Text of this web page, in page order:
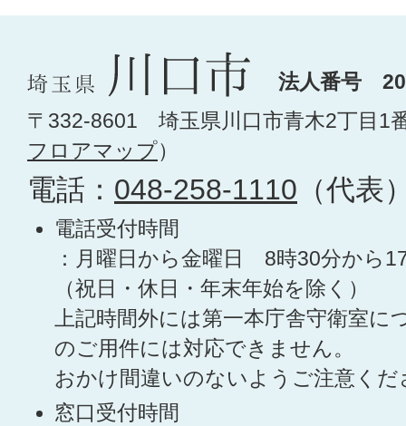
法人番号
〒332-8601 埼玉県川口市青木2丁目1
フロアマップ）
電話： 048-258-1110 （代表
電話受付時間
：月曜日から金曜日 8時30分から
（祝日・休日・年末年始を除く）
上記時間外には第一本庁舎守衛室に
のご用件には対応できません。
おかけ間違いのないようご注意くだ
窓口受付時間